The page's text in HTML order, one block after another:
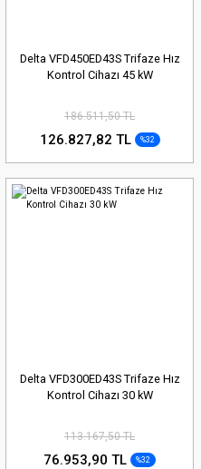
Delta VFD450ED43S Trifaze Hız
Kontrol Cihazı 45 kW
186.511,50 TL
126.827,82 TL %32
Delta VFD300ED43S Trifaze Hız
Kontrol Cihazı 30 kW
113.167,50 TL
76.953,90 TL %32